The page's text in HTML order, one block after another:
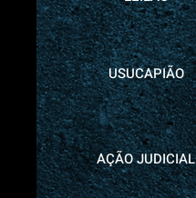
AÇÃO JUDICIAL
USUCAPIÃO